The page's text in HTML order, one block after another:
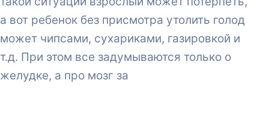
а вот ребенок без присмотра утолить голод
может чипсами, сухариками, газировкой и
т.д. При этом все задумываются только о
желудке, а про мозг за